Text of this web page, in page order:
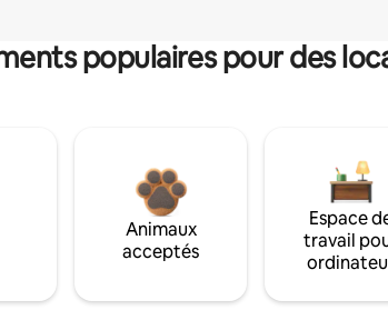
populaires pour des
Animaux
acceptés
Espace
travail